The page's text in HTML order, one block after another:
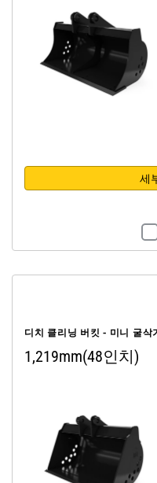
세
디치 클리닝 버킷 - 미니 굴삭
1,219mm(48인치)